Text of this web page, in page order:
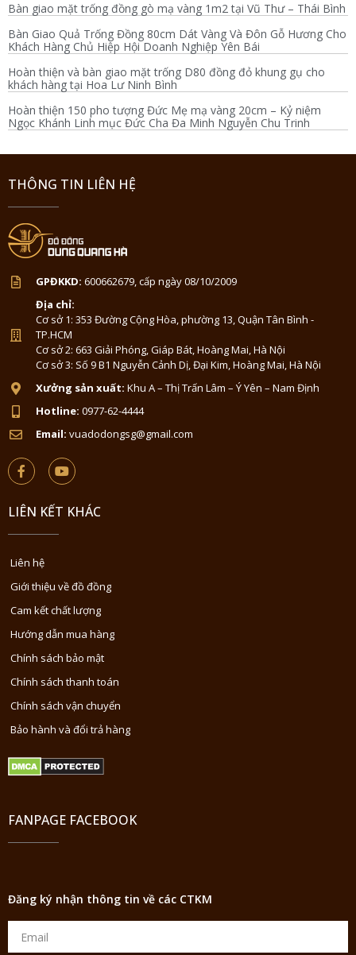
Bàn giao mặt trống đồng gò mạ vàng 1m2 tại Vũ Thư – Thái Bình
Bàn Giao Quả Trống Đồng 80cm Dát Vàng Và Đôn Gỗ Hương Cho
Khách Hàng Chủ Hiệp Hội Doanh Nghiệp Yên Bái
Hoàn thiện và bàn giao mặt trống D80 đồng đỏ khung gụ cho
khách hàng tại Hoa Lư Ninh Bình
Hoàn thiện 150 pho tượng Đức Mẹ mạ vàng 20cm – Kỷ niệm
Ngọc Khánh Linh mục Đức Cha Đa Minh Nguyễn Chu Trinh
THÔNG TIN LIÊN HỆ
GPĐKKD: 600662679, cấp ngày 08/10/2009
Địa chỉ:
Cơ sở 1: 353 Đường Cộng Hòa, phường 13, Quận Tân Bình -
TP.HCM
Cơ sở 2: 663 Giải Phóng, Giáp Bát, Hoàng Mai, Hà Nội
Cơ sở 3: Số 9 B1 Nguyễn Cảnh Dị, Đại Kim, Hoàng Mai, Hà Nội
Xưởng sản xuất: Khu A – Thị Trấn Lâm – Ý Yên – Nam Định
Hotline: 0977-62-4444
Email: vuadodongsg@gmail.com
LIÊN KẾT KHÁC
Liên hệ
Giới thiệu về đồ đồng
Cam kết chất lượng
Hướng dẫn mua hàng
Chính sách bảo mật
Chính sách thanh toán
Chính sách vận chuyển
Bảo hành và đổi trả hàng
FANPAGE FACEBOOK
Đăng ký nhận thông tin về các CTKM